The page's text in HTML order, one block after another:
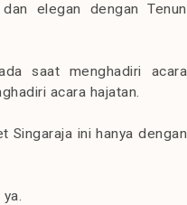
elegan dengan Tenun
saat menghadiri acara
acara hajatan.
Singaraja ini hanya dengan